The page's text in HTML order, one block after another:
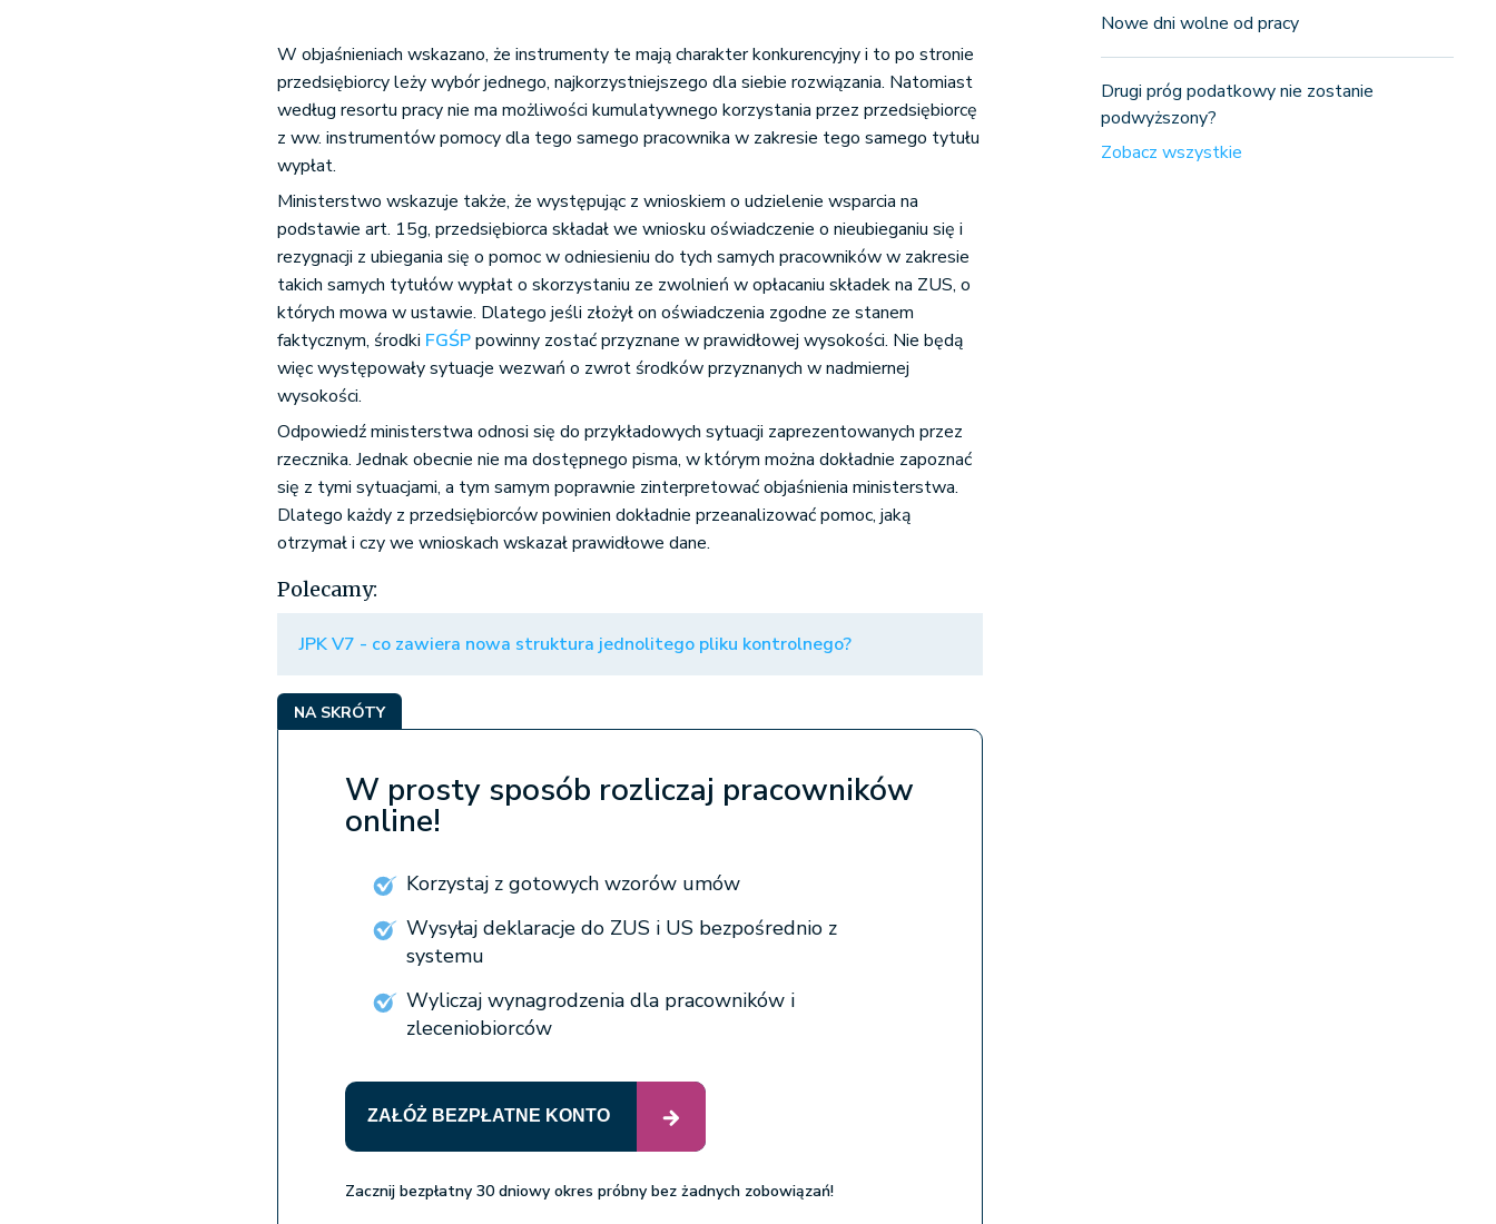
W objaśnieniach wskazano, że instrumenty te mają charakter konkurencyjny i to po stronie
przedsiębiorcy leży wybór jednego, najkorzystniejszego dla siebie rozwiązania. Natomiast
według resortu pracy nie ma możliwości kumulatywnego korzystania przez przedsiębiorcę
z ww. instrumentów pomocy dla tego samego pracownika w zakresie tego samego tytułu
wypłat.
Ministerstwo wskazuje także, że występując z wnioskiem o udzielenie wsparcia na
podstawie art. 15g, przedsiębiorca składał we wniosku oświadczenie o nieubieganiu się i
rezygnacji z ubiegania się o pomoc w odniesieniu do tych samych pracowników w zakresie
takich samych tytułów wypłat o skorzystaniu ze zwolnień w opłacaniu składek na ZUS, o
których mowa w ustawie. Dlatego jeśli złożył on oświadczenia zgodne ze stanem
faktycznym, środki FGŚPpowinny zostać przyznane w prawidłowej wysokości. Nie będą
więc występowały sytuacje wezwań o zwrot środków przyznanych w nadmiernej
wysokości.
Odpowiedź ministerstwa odnosi się do przykładowych sytuacji zaprezentowanych przez
rzecznika. Jednak obecnie nie ma dostępnego pisma, w którym można dokładnie zapoznać
się z tymi sytuacjami, a tym samym poprawnie zinterpretować objaśnienia ministerstwa.
Dlatego każdy z przedsiębiorców powinien dokładnie przeanalizować pomoc, jaką
otrzymał i czy we wnioskach wskazał prawidłowe dane.
Polecamy:
JPK V7 - co zawiera nowa struktura jednolitego pliku kontrolnego?
NA SKRÓTY
W prosty sposób rozliczaj pracowników
online!
Korzystaj z gotowych wzorów umów
Wysyłaj deklaracje do ZUS i US bezpośrednio z
systemu
Wyliczaj wynagrodzenia dla pracowników i
zleceniobiorców
ZAŁÓŻ BEZPŁATNE KONTO
Zacznij bezpłatny 30 dniowy okres próbny bez żadnych zobowiązań!
Nowe dni wolne od pracy
Drugi próg podatkowy nie zostanie
podwyższony?
Zobacz wszystkie